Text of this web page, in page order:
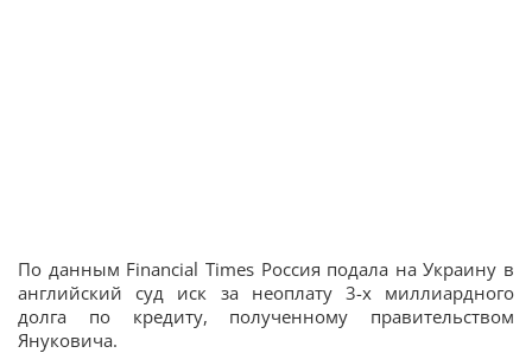
По данным Financial Times Россия подала на Украину в
английский суд иск за неоплату 3-х миллиардного
долга по кредиту, полученному правительством
Януковича.